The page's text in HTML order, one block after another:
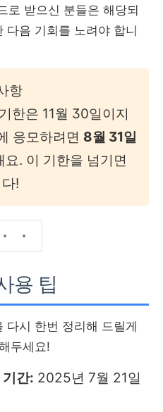
로 받으신 분들은 해당되
다음 기회를 노려야 합니
항
한은 11월 30일이지
응모하려면 8월 31일
. 이 기한을 넘기면
!
용 팁
다시 한번 정리해 드릴게
두세요!
기간: 2025년 7월 21일